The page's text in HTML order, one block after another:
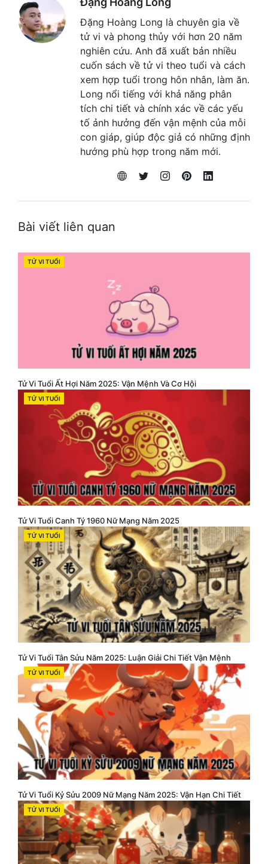
Đặng Hoàng Long là chuyên gia về
tử vi và phong thủy với hơn 20 năm
nghiên cứu. Anh đã xuất bản nhiều
cuốn sách về tử vi theo tuổi và cách
xem hợp tuổi trong hôn nhân, làm ăn.
Long nổi tiếng với khả năng phân
tích chi tiết và chính xác về các yếu
tố ảnh hưởng đến vận mệnh của mỗi
con giáp, giúp độc giả có những định
hướng phù hợp trong năm mới.
Bài viết liên quan
CATEGORIES
TỬ VI TUỔI
Tử Vi Tuổi Ất Hợi Năm 2025: Vận Mệnh Và Cơ Hội
CATEGORIES
TỬ VI TUỔI
Tử Vi Tuổi Canh Tý 1960 Nữ Mạng Năm 2025
CATEGORIES
TỬ VI TUỔI
Tử Vi Tuổi Tân Sửu Năm 2025: Luận Giải Chi Tiết Vận Mệnh
CATEGORIES
TỬ VI TUỔI
Tử Vi Tuổi Kỷ Sửu 2009 Nữ Mạng Năm 2025: Vận Hạn Chi Tiết
CATEGORIES
TỬ VI TUỔI